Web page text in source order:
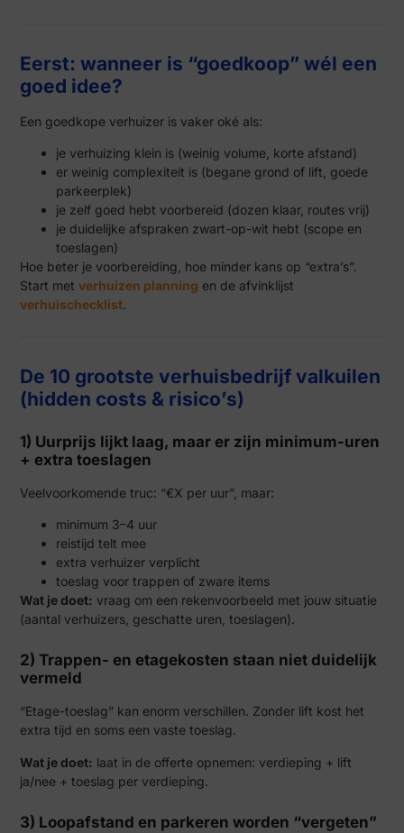
Eerst: wanneer is “goedkoop” wél een
goed idee?
Een goedkope verhuizer is vaker oké als:
je verhuizing klein is (weinig volume, korte afstand)
er weinig complexiteit is (begane grond of lift, goede
parkeerplek)
je zelf goed hebt voorbereid (dozen klaar, routes vrij)
je duidelijke afspraken zwart-op-wit hebt (scope en
toeslagen)
Hoe beter je voorbereiding, hoe minder kans op “extra’s”.
Start metverhuizen planning en de afvinklijst
verhuischecklist.
De 10 grootste verhuisbedrijf valkuilen
(hidden costs & risico’s)
1) Uurprijs lijkt laag, maar er zijn minimum-uren
+ extra toeslagen
Veelvoorkomende truc: “€X per uur”, maar:
minimum 3–4 uur
reistijd telt mee
extra verhuizer verplicht
toeslag voor trappen of zware items
Wat je doet: vraag om een rekenvoorbeeld met jouw situatie
(aantal verhuizers, geschatte uren, toeslagen).
2) Trappen- en etagekosten staan niet duidelijk
vermeld
“Etage-toeslag” kan enorm verschillen. Zonder lift kost het
extra tijd en soms een vaste toeslag.
Wat je doet: laat in de offerte opnemen: verdieping + lift
ja/nee + toeslag per verdieping.
3) Loopafstand en parkeren worden “vergeten”